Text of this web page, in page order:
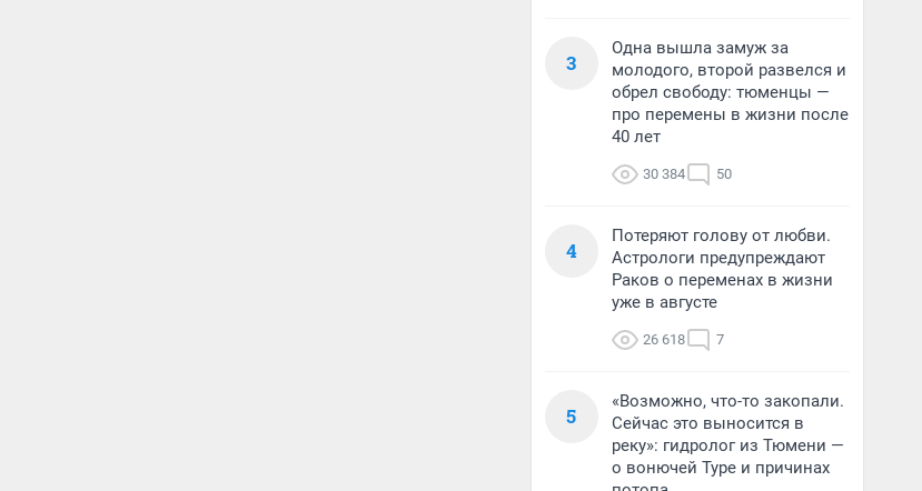
3
Одна вышла замуж за
молодого, второй развелся и
обрел свободу: тюменцы —
про перемены в жизни после
40 лет
30 384 50
4
Потеряют голову от любви.
Астрологи предупреждают
Раков о переменах в жизни
уже в августе
26 618 7
5
«Возможно, что-то закопали.
Сейчас это выносится в
реку»: гидролог из Тюмени —
о вонючей Туре и причинах